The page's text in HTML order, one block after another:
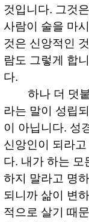
것입니다. 그것
사람이 술을 마
것은 신앙적인
람도 그렇게 합
다.
하나 더 덧
라는 말이 성립
이 아닙니다. 성
신앙인이 되라
다. 내가 하는 모
하지 말라고 명
되니까 삶이 변
적으로 살기 때